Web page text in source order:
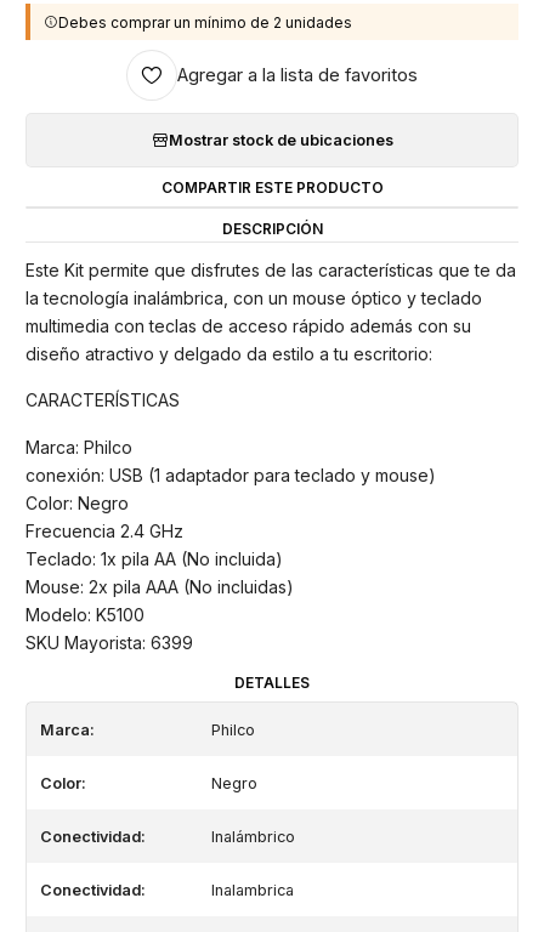
Debes comprar un mínimo de 2 unidades
Agregar a la lista de favoritos
Mostrar stock de ubicaciones
COMPARTIR ESTE PRODUCTO
DESCRIPCIÓN
Este Kit permite que disfrutes de las características que te da
la tecnología inalámbrica, con un mouse óptico y teclado
multimedia con teclas de acceso rápido además con su
diseño atractivo y delgado da estilo a tu escritorio:
CARACTERÍSTICAS
Marca: Philco
conexión: USB (1 adaptador para teclado y mouse)
Color: Negro
Frecuencia 2.4 GHz
Teclado: 1x pila AA (No incluida)
Mouse: 2x pila AAA (No incluidas)
Modelo: K5100
SKU Mayorista: 6399
DETALLES
Marca: Philco
Color: Negro
Conectividad: Inalámbrico
Conectividad: Inalambrica